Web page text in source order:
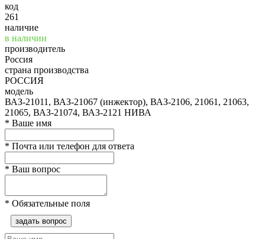
код
261
наличие
в наличии
производитель
Россия
страна производства
РОССИЯ
модель
ВАЗ-21011, ВАЗ-21067 (инжектор), ВАЗ-2106, 21061, 21063,
21065, ВАЗ-21074, ВАЗ-2121 НИВА
* Ваше имя
* Почта или телефон для ответа
* Ваш вопрос
* Обязательные поля
задать вопрос